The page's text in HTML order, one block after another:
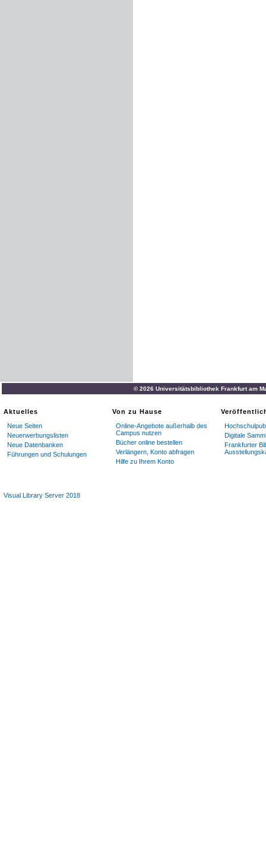
© 2026 Universitätsbibliothek Frankfurt am
Aktuelles
Neue Seiten
Neuerwerbungslisten
Neue Datenbanken
Führungen und Schulungen
Von zu Hause
Online-Angebote außerhalb des
Campus nutzen
Bücher online bestellen
Verlängern, Konto abfragen
Hilfe zu Ihrem Konto
Digitale
Frankfurter
Visual Library Server 2018